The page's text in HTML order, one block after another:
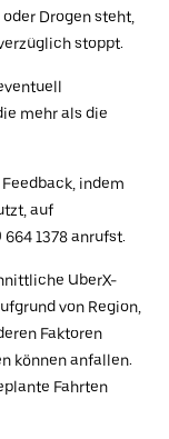
Drogen steht,
stoppt.
mehr als die
indem
auf
1378 anrufst.
UberX-
von Region,
Faktoren
können anfallen.
Fahrten